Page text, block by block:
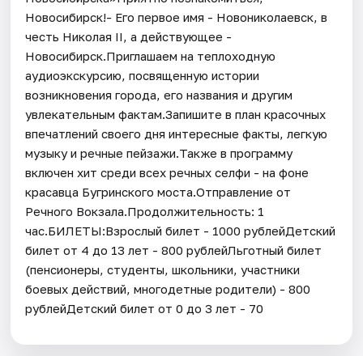
Новосибирск!- Его первое имя - Новониколаевск, в
честь Николая II, а действующее -
Новосибирск.Приглашаем на теплоходную
аудиоэкскурсию, посвященную истории
возникновения города, его названия и другим
увлекательным фактам.Запишите в план красочных
впечатлений своего дня интересные факты, легкую
музыку и речные пейзажи.​Также в программу
включен хит среди всех речных селфи - на фоне
красавца Бугринского моста.Отправление от
Речного Вокзала.Продолжительность: 1
час.БИЛЕТЫ:Взрослый билет - 1000 рублейДетский
билет от 4 до 13 лет - 800 рублейЛьготный билет
(пенсионеры, студенты, школьники, участники
боевых действий, многодетные родители) - 800
рублейДетский билет от 0 до 3 лет - 70